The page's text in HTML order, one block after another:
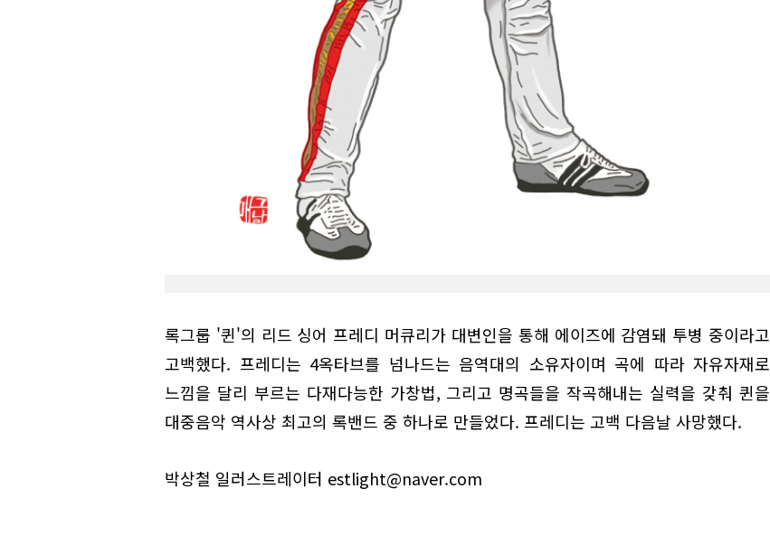
록그룹 '퀸'의 리드 싱어 프레디 머큐리가 대변인을 통해 에이즈에 감염돼 투병 중이라고
고백했다. 프레디는 4옥타브를 넘나드는 음역대의 소유자이며 곡에 따라 자유자재로
느낌을 달리 부르는 다재다능한 가창법, 그리고 명곡들을 작곡해내는 실력을 갖춰 퀸을
대중음악 역사상 최고의 록밴드 중 하나로 만들었다. 프레디는 고백 다음날 사망했다.
박상철 일러스트레이터 estlight@naver.com